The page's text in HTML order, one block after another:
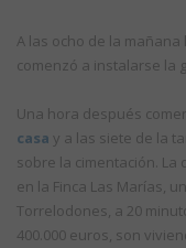
A las ocho de la
comenzó a instalarse la
Una hora después
casa y a las siete de la
sobre la cimentación.
en la Finca Las Marías,
Torrelodones, a 20
400.000 euros, son